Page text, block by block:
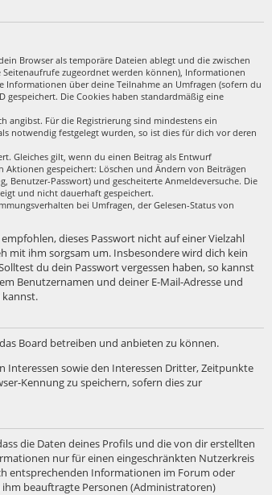
Browser als temporäre Dateien ablegt und die zwischen
zugeordnet werden können), Informationen
Informationen über deine Teilnahme an Umfragen (sofern du
gespeichert. Die Cookies haben standardmäßig eine
angibst. Für die Registrierung sind mindestens ein
notwendig festgelegt wurden, so ist dies für dich vor deren
Gleiches gilt, wenn du einen Beitrag als Entwurf
Aktionen gespeichert: Löschen und Ändern von Beiträgen
Benutzer-Passwort) und gescheiterte Anmeldeversuche. Die
und nicht dauerhaft gespeichert.
bei Umfragen, der Gelesen-Status von
dieses Passwort nicht auf einer Vielzahl
mit ihm sorgsam um. Insbesondere wird dich kein
du dein Passwort vergessen haben, so kannst
Benutzernamen und deiner E-Mail-Adresse und
kannst.
Board betreiben und anbieten zu können.
Interessen sowie den Interessen Dritter, Zeitpunkte
Kennung zu speichern, sofern dies zur
die Daten deines Profils und die von dir erstellten
nur für einen eingeschränkten Nutzerkreis
entsprechenden Informationen im Forum oder
beauftragte Personen (Administratoren)